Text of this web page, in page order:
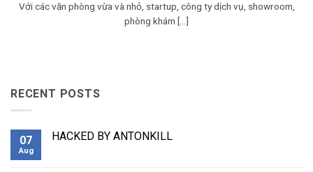
Với các văn phòng vừa và nhỏ, startup, công ty dịch vụ, showroom,
phòng khám [...]
RECENT POSTS
07
Aug
HACKED BY ANTONKILL